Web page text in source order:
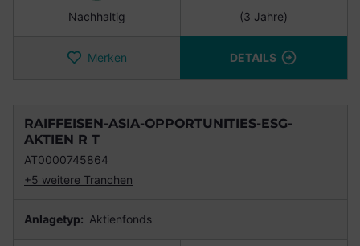
Nachhaltig (3 Jahre)
Merken DETAILS
RAIFFEISEN-ASIA-OPPORTUNITIES-ESG-
AKTIEN R T
AT0000745864
+5 weitere Tranchen
Anlagetyp: Aktienfonds